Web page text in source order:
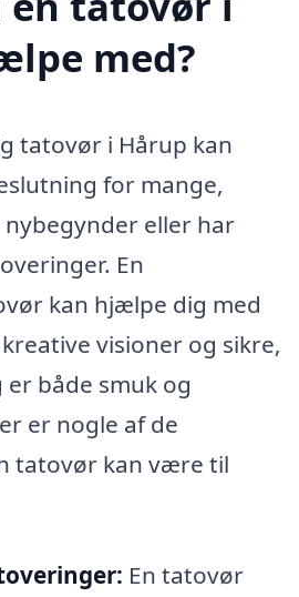
med?
tatovør i Hårup kan
for mange,
eller har
En
kan hjælpe dig med
visioner og sikre,
både smuk og
er nogle af de
tatovør kan være til
En tatovør